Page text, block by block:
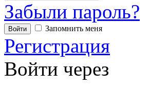
Забыли пароль?
Запомнить меня
Регистрация
Войти через